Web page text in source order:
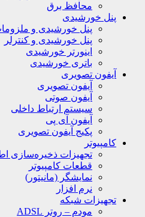
محافظ برق
پنل خورشیدی
پنل خورشیدی و
پنل خورشیدی و کنترلر
اینورتر خورشیدی
باتری خورشیدی
آیفون تصویری
آیفون تصویری
آیفون صوتی
سیستم ارتباط داخلی
آیفون آی پی
پکیج آیفون تصویری
کامپیوتر
تجهیزات ذخیره‌سازی
قطعات کامپیوتر
نمایشگر (مانیتور)
نرم افزار
تجهیزات شبکه
مودم – روتر ADSL